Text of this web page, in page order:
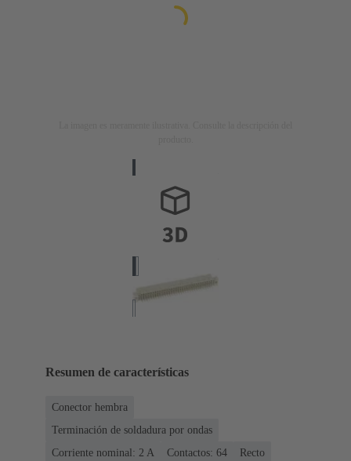
Resumen de características
Conector hembra
Terminación de soldadura por ondas
Corriente nominal: ‌2 A
Contactos: 64
Recto